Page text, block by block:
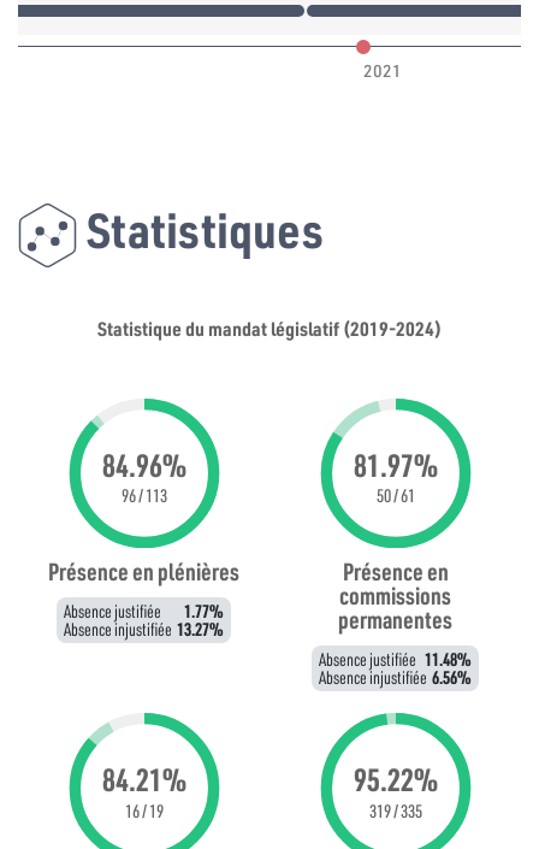
2021
Statistiques
Statistique du mandat législatif (2019-2024)
84.96%
96 / 113
Présence en plénières
Absence justifiée 1.77%
Absence injustifiée 13.27%
81.97%
50 / 61
Présence en
commissions
permanentes
Absence justifiée 11.48%
Absence injustifiée 6.56%
84.21%
16 / 19
95.22%
319 / 335